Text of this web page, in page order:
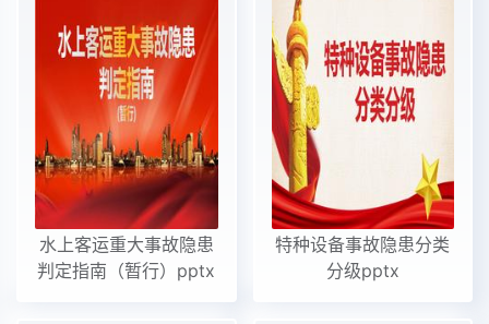
水上客运重大事故隐患
判定指南（暂行）pptx
特种设备事故隐患分类
分级pptx